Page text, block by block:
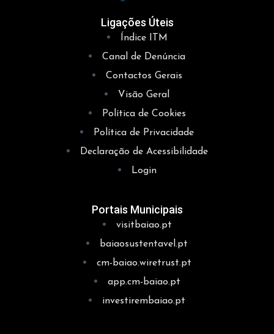
Ligações Úteis
Índice ITM
Canal de Denúncia
Contactos Gerais
Visão Geral
Política de Cookies
Política de Privacidade
Declaração de Acessibilidade
Login
Portais Municipais
visitbaiao.pt
baiaosustentavel.pt
cm-baiao.wiretrust.pt
app.cm-baiao.pt
investirembaiao.pt